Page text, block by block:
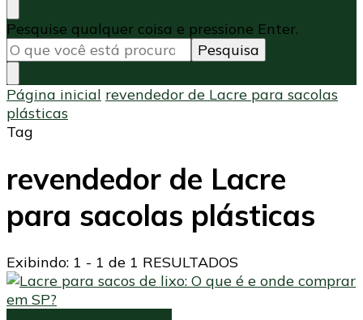
Procurando
algo?
Pesquise qualquer coisa e pressione Enter.
Página inicial revendedor de Lacre para sacolas
plásticas
Tag
revendedor de Lacre
para sacolas plásticas
Exibindo: 1 - 1 de 1 RESULTADOS